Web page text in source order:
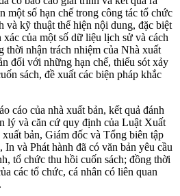
một số hạn chế trong công tác tổ chức
và kỹ thuật thể hiện nội dung, đặc biệt
của một số dữ liệu lịch sử và cách
thời nhận trách nhiệm của Nhà xuất
đối với những hạn chế, thiếu sót xảy
sách, đề xuất các biện pháp khắc
cáo của nhà xuất bản, kết quả đánh
lý và căn cứ quy định của Luật Xuất
bản, Giám đốc và Tổng biên tập
và Phát hành đã có văn bản yêu cầu
tổ chức thu hồi cuốn sách; đồng thời
các tổ chức, cá nhân có liên quan